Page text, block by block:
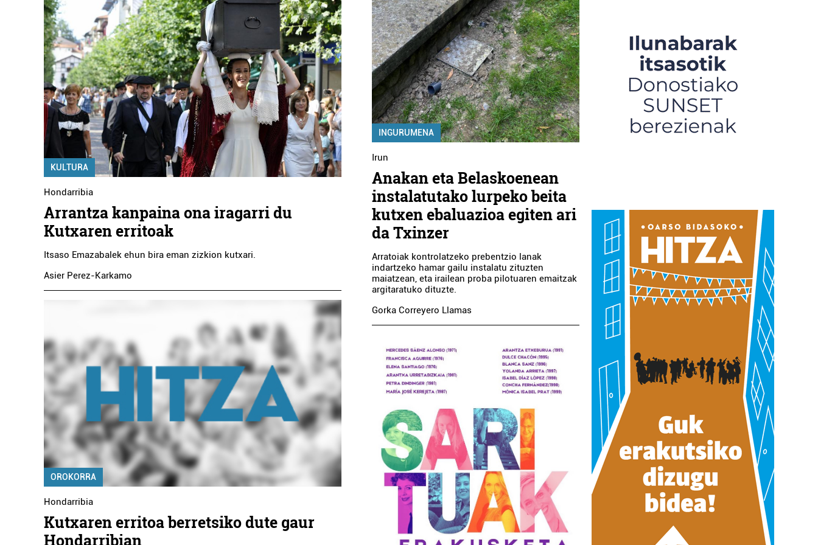
KULTURA
Hondarribia
Arrantza kanpaina ona iragarri du
Kutxaren erritoak
Itsaso Emazabalek ehun bira eman zizkion kutxari.
Asier Perez-Karkamo
OROKORRA
Hondarribia
Kutxaren erritoa berretsiko dute gaur
Hondarribian
INGURUMENA
Irun
Anakan eta Belaskoenean
instalatutako lurpeko beita
kutxen ebaluazioa egiten ari
da Txinzer
Arratoiak kontrolatzeko prebentzio lanak
indartzeko hamar gailu instalatu zituzten
maiatzean, eta irailean proba pilotuaren emaitzak
argitaratuko dituzte.
Gorka Correyero Llamas